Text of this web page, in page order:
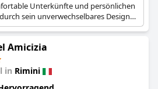
Unterkünfte und persönlichen
sein unverwechselbares Design
aus.
Amicizia
in Rimini